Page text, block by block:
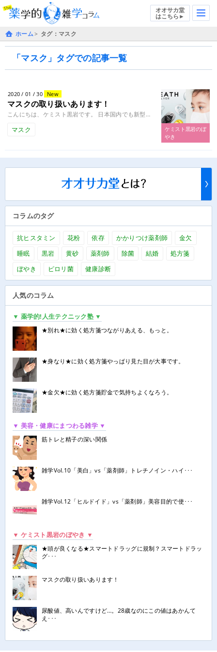
オオサカ堂
はこちら►
ホーム タグ：マスク
「マスク」タグでの記事一覧
ケミスト黒岩のぼ
やき
2020 / 01 / 30 New
マスクの取り扱いあります！
こんにちは、ケミスト黒岩です。 日本国内でも新型コロナウイルスの感染者が出てしまい、大変な騒ぎになっています。 一部の薬........
マスク
コラムのタグ
抗ヒスタミン 花粉 依存 かかりつけ薬剤師
金欠
睡眠
黒岩 黄砂 薬剤師 除菌 結婚
処方箋
ぼやき
ピロリ菌 健康診断
人気のコラム
▼ 薬学的!人生テクニック塾 ▼
★別れ★に効く処方箋つながりあえる、もっと。
★身なり★に効く処方箋やっぱり見た目が大事です。
★金欠★に効く処方箋貯金で気持ちよくなろう。
▼ 美容・健康にまつわる雑学 ▼
筋トレと精子の深い関係
雑学Vol.10「美白」vs「薬剤師」トレチノイン・ハイ･･･
雑学Vol.12「ヒルドイド」vs「薬剤師」美容目的で使･･･
▼ ケミスト黒岩のぼやき ▼
★頭が良くなる★スマートドラッグに規制？スマートドラッ
グ･･･
マスクの取り扱いあります！
尿酸値、高いんですけど…。28歳なのにこの値はあかんて
え･･･